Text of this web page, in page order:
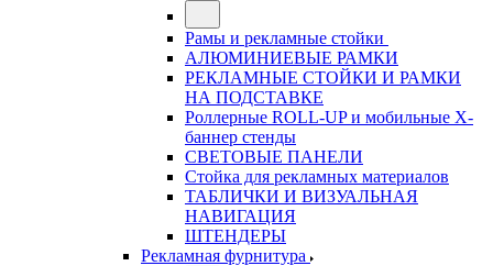
Рамы и рекламные стойки
АЛЮМИНИЕВЫЕ РАМКИ
РЕКЛАМНЫЕ СТОЙКИ И РАМКИ
НА ПОДСТАВКЕ
Роллерные ROLL-UP и мобильные X-
баннер стенды
СВЕТОВЫЕ ПАНЕЛИ
Стойка для рекламных материалов
ТАБЛИЧКИ И ВИЗУАЛЬНАЯ
НАВИГАЦИЯ
ШТЕНДЕРЫ
Рекламная фурнитура